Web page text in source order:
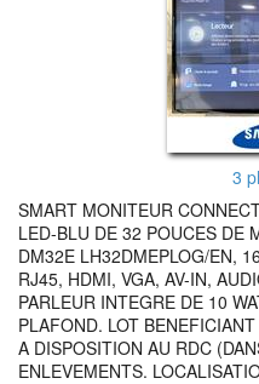
3
SMART MONITEUR
LED-BLU DE 32 POUCES DE
DM32E LH32DMEPLOG/EN,
RJ45, HDMI, VGA, AV-IN,
PARLEUR INTEGRE DE 10
PLAFOND. LOT
A DISPOSITION AU RDC
ENLEVEMENTS.